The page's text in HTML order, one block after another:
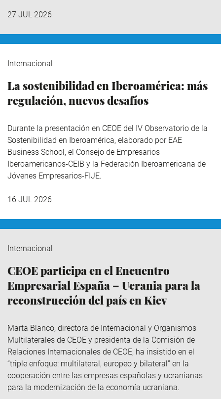
27 JUL 2026
Internacional
La sostenibilidad en Iberoamérica: más
regulación, nuevos desafíos
Durante la presentación en CEOE del IV Observatorio de la
Sostenibilidad en Iberoamérica, elaborado por EAE
Business School, el Consejo de Empresarios
Iberoamericanos-CEIB y la Federación Iberoamericana de
Jóvenes Empresarios-FIJE.
16 JUL 2026
Internacional
CEOE participa en el Encuentro
Empresarial España – Ucrania para la
reconstrucción del país en Kiev
Marta Blanco, directora de Internacional y Organismos
Multilaterales de CEOE y presidenta de la Comisión de
Relaciones Internacionales de CEOE, ha insistido en el
“triple enfoque: multilateral, europeo y bilateral” en la
cooperación entre las empresas españolas y ucranianas
para la modernización de la economía ucraniana.